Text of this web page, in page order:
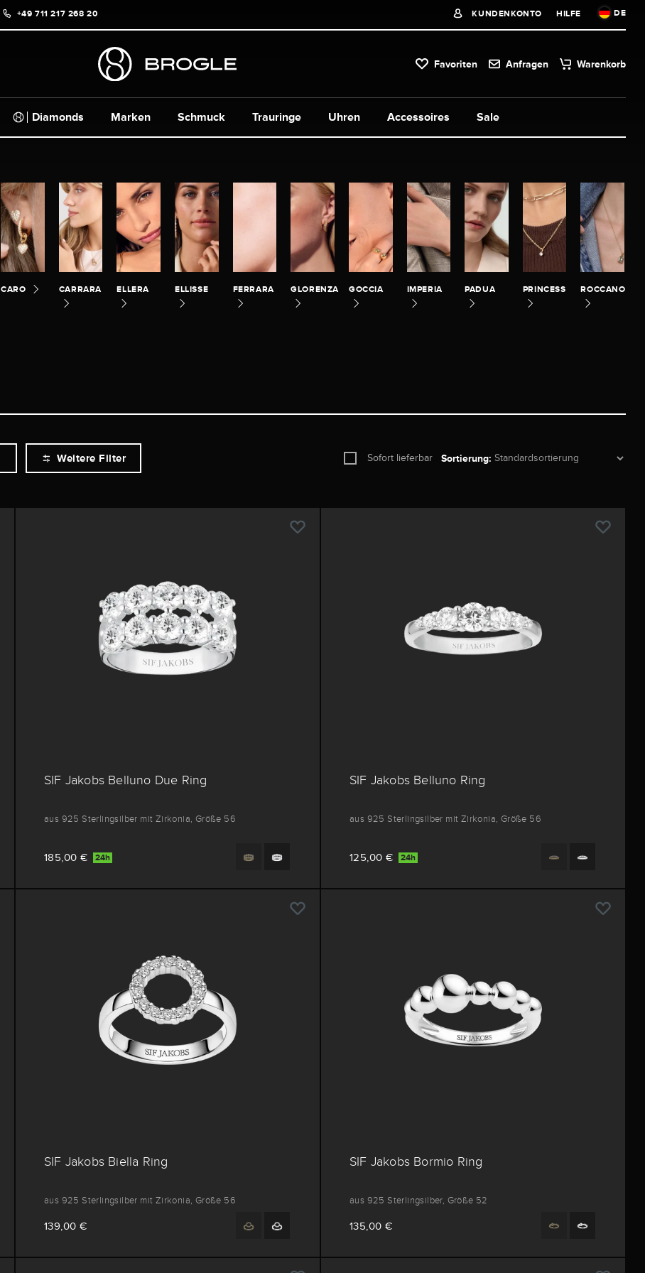
+49 711 217 268 20 KUNDENKONTO HILFE DE
Favoriten Anfragen Warenkorb
Diamonds Marken Schmuck Uhren Accessoires Sale
Trauringe
CARO CARRARA ELLERA ELLISSE FERRARA GLORENZA GOCCIA IMPERIA PADUA PRINCESS ROCCANOVA
Weitere Filter Sofort lieferbar Sortierung:
SIF Jakobs Belluno Due Ring
aus 925 Sterlingsilber mit Zirkonia, Größe 56
185,00 € 24h
SIF Jakobs Belluno Ring
aus 925 Sterlingsilber mit Zirkonia, Größe 56
125,00 € 24h
SIF Jakobs Biella Ring
aus 925 Sterlingsilber mit Zirkonia, Größe 56
139,00 €
SIF Jakobs Bormio Ring
aus 925 Sterlingsilber, Größe 52
135,00 €